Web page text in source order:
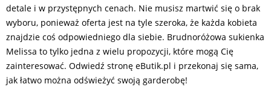
detale i w przystępnych cenach. Nie musisz martwić się o brak
wyboru, ponieważ oferta jest na tyle szeroka, że każda kobieta
znajdzie coś odpowiedniego dla siebie. Brudnoróżowa sukienka
Melissa to tylko jedna z wielu propozycji, które mogą Cię
zainteresować. Odwiedź stronę eButik.pl i przekonaj się sama,
jak łatwo można odświeżyć swoją garderobę!